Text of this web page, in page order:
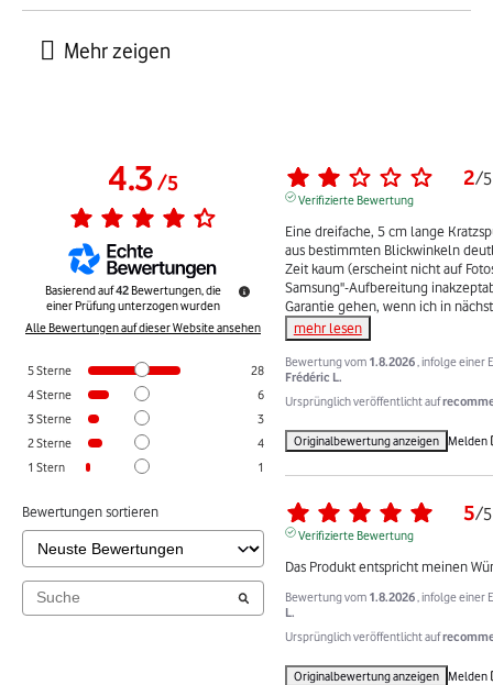
4.3/5
Basierend auf42 Bewertungen, die
einer Prüfung unterzogen wurden
Alle Bewertungen auf dieser Website ansehen
5Sterne
28
4Sterne
6
3Sterne
3
2Sterne
4
1 Stern 1
Bewertungen sortieren
2/5
Verifizierte Bewertung
Eine dreifache, 5 cm lange
aus bestimmten Blickwinkeln
Zeit kaum (erscheint nicht auf
Samsung"-Aufbereitung
Garantie gehen, wenn ich in
mehr lesen
Bewertung vom 1.8.2026 , infolge einer
Frédéric L.
Ursprünglich veröffentlicht auf
Originalbewertung anzeigen Melden
5/5
Verifizierte Bewertung
Das Produkt entspricht meinen
Bewertung vom 1.8.2026 , infolge einer
L.
Ursprünglich veröffentlicht auf
Originalbewertung anzeigen Melden